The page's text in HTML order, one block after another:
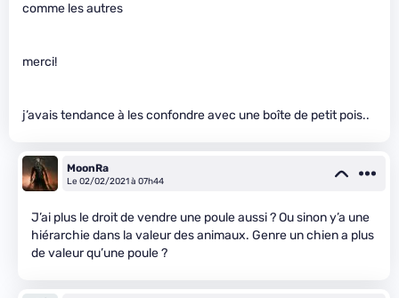
comme les autres
merci!
j’avais tendance à les confondre avec une boîte de petit pois..
MoonRa
Le 02/02/2021 à 07h44
J’ai plus le droit de vendre une poule aussi ? Ou sinon y’a une
hiérarchie dans la valeur des animaux. Genre un chien a plus
de valeur qu’une poule ?